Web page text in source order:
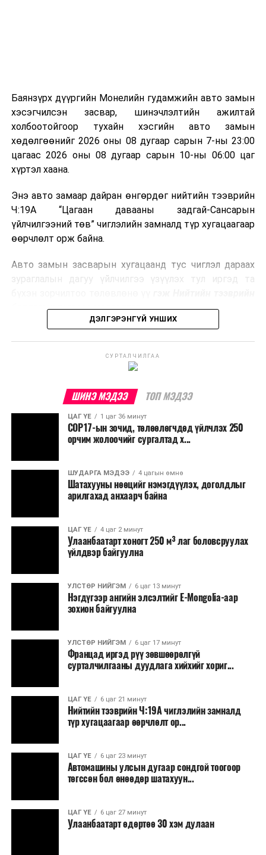
болон дулааны эрчим хүч үйлдвэрлэхэд ашиглаж
болдог. Зарим технологийн хувьд шаталтын дараа
үлдэх үнснээс фосфор зэрэг ашигт эрдсийг сэргээн
авах боломжтой аж.
Япон, Герман, Швейцар, Нидерланд, Өмнөд Солонгос
зэрэг улс лаг хатаах, шатаах технологийг ашиглаж
байна. Тухайлбал, Германд лаг шатаах үйлдвэрээс
гарсан үнснээс фосфор сэргээн авах технологи
ашигладаг бол Нидерландад төвлөрсөн лаг
боловсруулах үйлдвэрүүдээр дулаан, цахилгаан
Ийнхүү лаг хатаах, шатаах технологийг лагийн
улсад өргөн ашиглаж байна.
Баянзүрх дүүргийн Монелийн гудамжийн авто замын
хэсэгчилсэн засвар, шинэчлэлтийн ажилтай
холбоотойгоор тухайн хэсгийн авто замын
хөдөлгөөнийг 2026 оны 08 дугаар сарын 7-ны 23:00
цагаас 2026 оны 08 дугаар сарын 10-ны 06:00 цаг
хүртэл хаана.
Энэ авто замаар дайран өнгөрдөг нийтийн тээврийн
Ч:19А “Цагаан давааны задгай-Сансарын
үйлчилгээний төв” чиглэлийн замналд түр хугацаагаар
өөрчлөлт орж байна.
Авто замын засварын хугацаанд тус чиглэл дараах
зураглалын дагуу үйлчилгээ үзүүлэх тул иргэд та
бодлогын газраас мэдээллээ.
ДЭЛГЭРЭНГҮЙ УНШИХ
СУРТАЛЧИЛГАА
ШИНЭ МЭДЭЭ ТОП МЭДЭЭ
ЦАГ ҮЕ 1 цаг 36 минут
COP17-ын зочид, төлөөлөгчдөд үйлчлэх 250
орчим жолоочийг сургалтад х...
ШУДАРГА МЭДЭЭ 4 цагын өмнө
Шатахууны нөөцийг нэмэгдүүлэх, доголдлыг
арилгахад анхаарч байна
ЦАГ ҮЕ 4 цаг 2 минут
Улаанбаатарт хоногт 250 м³ лаг боловсруулах
үйлдвэр байгуулна
УЛСТӨР НИЙГЭМ 6 цаг 13 минут
Нэгдүгээр ангийн элсэлтийг E-Mongolia-аар
зохион байгуулна
УЛСТӨР НИЙГЭМ 6 цаг 17 минут
Францад иргэд рүү зөвшөөрөлгүй
сурталчилгааны дуудлага хийхийг хориг...
ЦАГ ҮЕ 6 цаг 21 минут
Нийтийн тээврийн Ч:19А чиглэлийн замналд
түр хугацаагаар өөрчлөлт ор...
ЦАГ ҮЕ 6 цаг 23 минут
Автомашины улсын дугаар сондгой тоогоор
төгссөн бол өнөөдөр шатахуун...
ЦАГ ҮЕ 6 цаг 27 минут
Улаанбаатарт өдөртөө 30 хэм дулаан